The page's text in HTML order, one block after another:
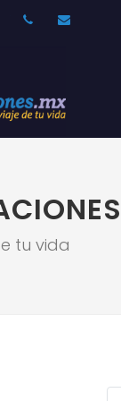
Youtube52 33
tu vida